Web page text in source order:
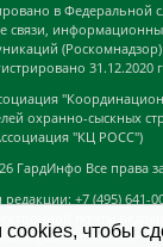
в Федеральной
связи,
(Роскомнадзор)
31.12.2020
охранно-сыскных
"КЦ РОСС")
ГардИнфо Все права
+7 (495) 641-
чтобы